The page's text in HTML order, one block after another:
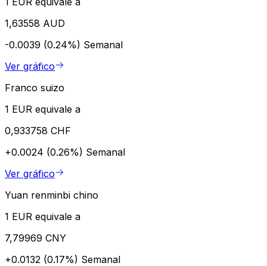
1,63558 AUD
-0.0039 (0.24%) Semanal
Ver gráfico
Franco suizo
1 EUR equivale a
0,933758 CHF
+0.0024 (0.26%) Semanal
Ver gráfico
Yuan renminbi chino
1 EUR equivale a
7,79969 CNY
+0.0132 (0.17%) Semanal